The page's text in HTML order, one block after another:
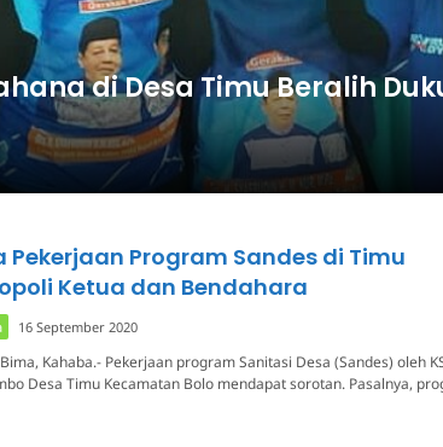
di Desa Timu Beralih
Pekerjaan Program Sandes di Timu
Ketua dan Bendahara
16 September 2020
Kahaba.- Pekerjaan program Sanitasi Desa (Sandes) oleh
Desa Timu Kecamatan Bolo mendapat sorotan. Pasalnya,